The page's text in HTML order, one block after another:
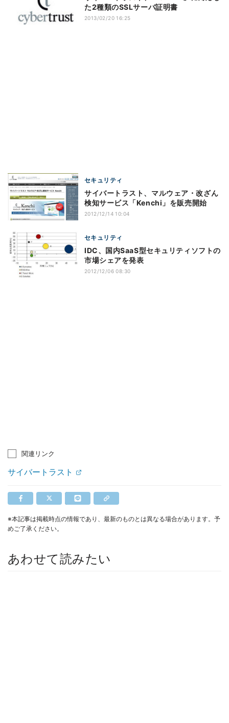
た2種類のSSLサーバ証明書
2013/02/20 16:25
セキュリティ
サイバートラスト、マルウェア・改ざん
検知サービス「Kenchi」を販売開始
2012/12/14 10:04
セキュリティ
IDC、国内SaaS型セキュリティソフトの
市場シェアを発表
2012/12/06 08:30
関連リンク
サイバートラスト
※本記事は掲載時点の情報であり、最新のものとは異なる場合があります。予
めご了承ください。
あわせて読みたい